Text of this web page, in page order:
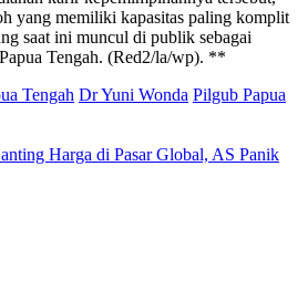
yang memiliki kapasitas paling komplit
saat ini muncul di publik sebagai
Tengah. (Red2/la/wp). **
Tengah Dr Yuni Wonda Pilgub Papua
Harga di Pasar Global, AS Panik